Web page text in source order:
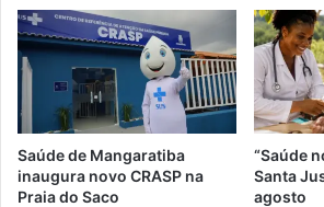
a
l
i
a
p
a
r
a
e
r
ã
Saúde de Mangaratiba
inaugura novo CRASP na
Praia do Saco
“Saúde
Santa
agosto